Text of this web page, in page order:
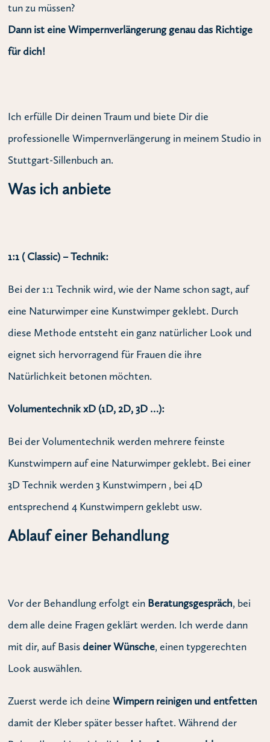
tun zu müssen?
Dann ist eine Wimpernverlängerung genau das Richtige
für dich!
Ich erfülle Dir deinen Traum und biete Dir die
professionelle Wimpernverlängerung in meinem Studio in
Stuttgart-Sillenbuch an.
Was ich anbiete
1:1 ( Classic) – Technik:
Bei der 1:1 Technik wird, wie der Name schon sagt, auf
eine Naturwimper eine Kunstwimper geklebt. Durch
diese Methode entsteht ein ganz natürlicher Look und
eignet sich hervorragend für Frauen die ihre
Natürlichkeit betonen möchten.
Volumentechnik xD (1D, 2D, 3D …):
Bei der Volumentechnik werden mehrere feinste
Kunstwimpern auf eine Naturwimper geklebt. Bei einer
3D Technik werden 3 Kunstwimpern , bei 4D
entsprechend 4 Kunstwimpern geklebt usw.
Ablauf einer Behandlung
Vor der Behandlung erfolgt ein Beratungsgespräch, bei
dem alle deine Fragen geklärt werden. Ich werde dann
mit dir, auf Basisdeiner Wünsche, einen typgerechten
Look auswählen.
Zuerst werde ich deineWimpern reinigen und entfetten
damit der Kleber später besser haftet. Während der